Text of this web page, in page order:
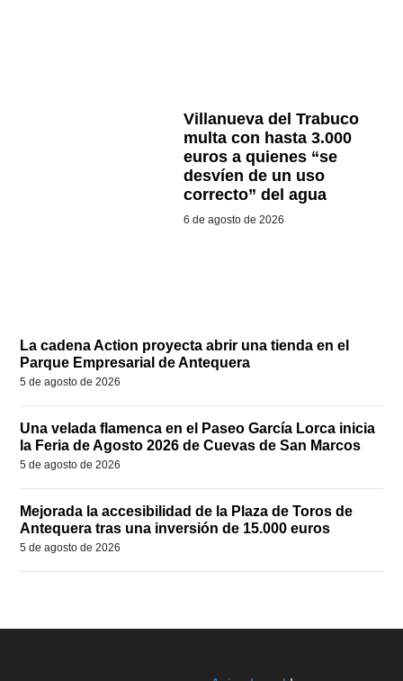
Villanueva del Trabuco
multa con hasta 3.000
euros a quienes “se
desvíen de un uso
correcto” del agua
6 de agosto de 2026
La cadena Action proyecta abrir una tienda en el
Parque Empresarial de Antequera
5 de agosto de 2026
Una velada flamenca en el Paseo García Lorca inicia
la Feria de Agosto 2026 de Cuevas de San Marcos
5 de agosto de 2026
Mejorada la accesibilidad de la Plaza de Toros de
Antequera tras una inversión de 15.000 euros
5 de agosto de 2026